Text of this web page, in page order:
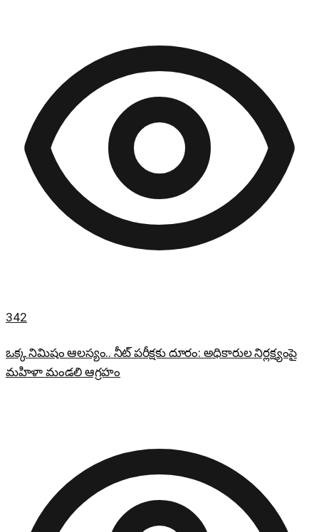
342
ఒక్క నిమిషం ఆలస్యం.. నీట్ పరీక్షకు దూరం: అధికారుల నిర్లక్ష్యంపై
మహిళా మండలి ఆగ్రహం